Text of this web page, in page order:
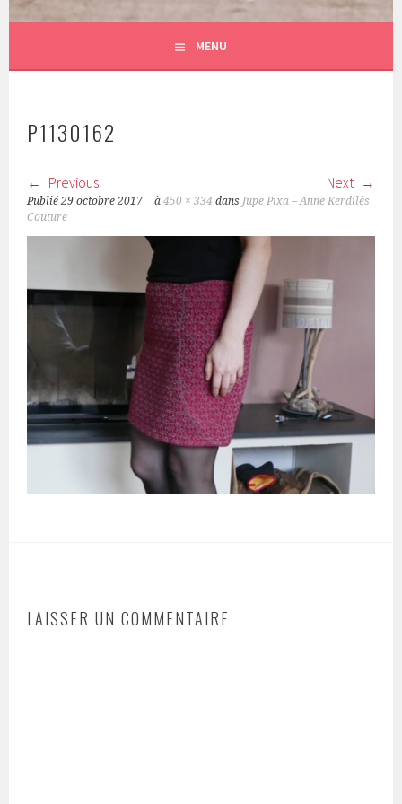
MENU
P1130162
Previous Next
Publié29 octobre 2017 à450 × 334 dans Jupe Pixa – Anne Kerdilès
Couture
LAISSER UN COMMENTAIRE